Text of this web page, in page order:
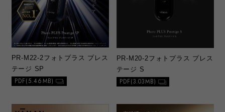
PR-M22-2フォトプラス プレス
テージ SP
PDF(5.46MB)
PR-M20-2フォトプラス プレス
テージ S
PDF(3.03MB)